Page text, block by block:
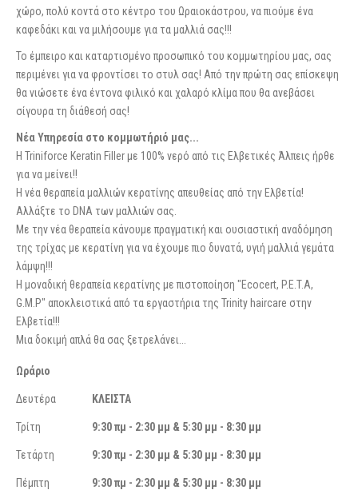
χώρο, πολύ κοντά στο κέντρο του Ωραιοκάστρου, να πιούμε ένα
καφεδάκι και να μιλήσουμε για τα μαλλιά σας!!!
Το έμπειρο και καταρτισμένο προσωπικό του κομμωτηρίου μας, σας
περιμένει για να φροντίσει το στυλ σας! Από την πρώτη σας επίσκεψη
θα νιώσετε ένα έντονα φιλικό και χαλαρό κλίμα που θα ανεβάσει
σίγουρα τη διάθεσή σας!
Νέα Υπηρεσία στο κομμωτήριό μας...
H Triniforce Keratin Filler με 100% νερό από τις Ελβετικές Άλπεις ήρθε
για να μείνει!!
Η νέα θεραπεία μαλλιών κερατίνης απευθείας από την Ελβετία!
Αλλάξτε το DNA των μαλλιών σας.
Με την νέα θεραπεία κάνουμε πραγματική και ουσιαστική αναδόμηση
της τρίχας με κερατίνη για να έχουμε πιο δυνατά, υγιή μαλλιά γεμάτα
λάμψη!!!
Η μοναδική θεραπεία κερατίνης με πιστοποίηση "Ecocert, P.E.T.A,
G.M.P" αποκλειστικά από τα εργαστήρια της Trinity haircare στην
Ελβετία!!!
Μια δοκιμή απλά θα σας ξετρελάνει...
Ωράριο
Δευτέρα ΚΛΕΙΣΤΑ
Τρίτη 9:30 πμ - 2:30 μμ & 5:30 μμ - 8:30 μμ
Τετάρτη 9:30 πμ - 2:30 μμ & 5:30 μμ - 8:30 μμ
Πέμπτη 9:30 πμ - 2:30 μμ & 5:30 μμ - 8:30 μμ